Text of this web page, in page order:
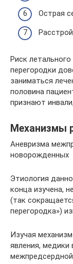
Острая
Риск
перегородки
заниматься
половина
признают
Механизмы
Аневризма
новорожденных
Этиология
конца изучена,
(так
перегородка»)
Изучая
явления, медики